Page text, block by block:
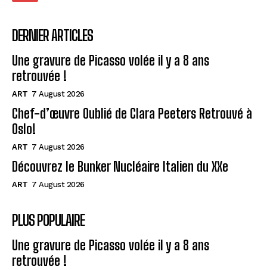
DERNIER ARTICLES
Une gravure de Picasso volée il y a 8 ans
retrouvée !
ART 7 August 2026
Chef-d’œuvre Oublié de Clara Peeters Retrouvé à
Oslo!
ART 7 August 2026
Découvrez le Bunker Nucléaire Italien du XXe
ART 7 August 2026
PLUS POPULAIRE
Une gravure de Picasso volée il y a 8 ans
retrouvée !